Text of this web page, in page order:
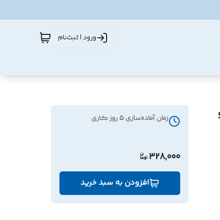
ورود | ثبت‌نام
زمان آماده‌سازی5روز کاری
328,000
افزودن به سبد خرید